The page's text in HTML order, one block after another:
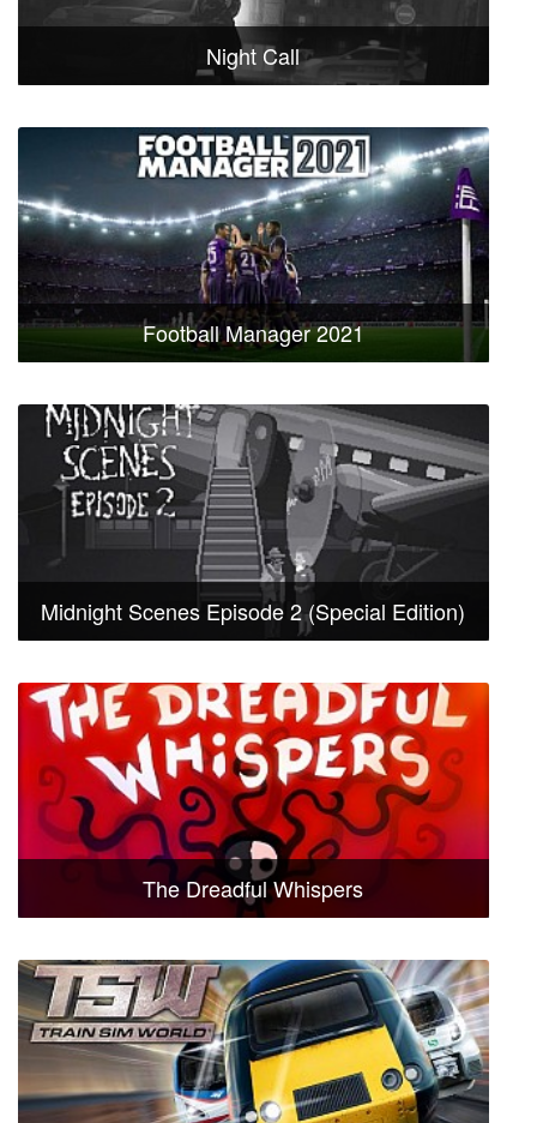
Night Call
Football Manager 2021
Midnight Scenes Episode 2 (Special Edition)
The Dreadful Whispers